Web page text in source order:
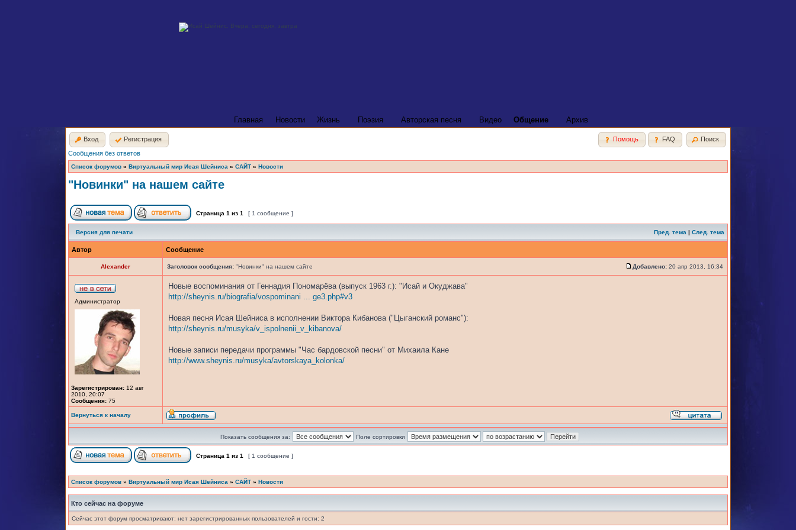
Главная Новости Жизнь Поэзия Авторская песня Видео Общение Архив
Вход Регистрация Помощь FAQ
Поиск
Сообщения без ответов
Список форумов » Виртуальный мир Исая Шейниса » САЙТ » Новости
"Новинки" на нашем сайте
Страница 1 из 1 [ 1 сообщение ]
Версия для печати Пред. тема | След. тема
Автор Сообщение
Alexander Заголовок сообщения: "Новинки" на нашем сайте Добавлено: 20 апр 2013, 16:34
Администратор
Зарегистрирован: 12 авг
2010, 20:07
Сообщения: 75
Новые воспоминания от Геннадия Пономарёва (выпуск 1963 г.): "Исай и Окуджава"
http://sheynis.ru/biografia/vospominani ... ge3.php#v3
Новая песня Исая Шейниса в исполнении Виктора Кибанова ("Цыганский романс"):
http://sheynis.ru/musyka/v_ispolnenii_v_kibanova/
Новые записи передачи программы "Час бардовской песни" от Михаила Кане
http://www.sheynis.ru/musyka/avtorskaya_kolonka/
Вернуться к началу
Показать сообщения за: Поле сортировки
Страница 1 из 1 [ 1 сообщение ]
Список форумов » Виртуальный мир Исая Шейниса » САЙТ » Новости
Кто сейчас на форуме
Сейчас этот форум просматривают: нет зарегистрированных пользователей и гости: 2